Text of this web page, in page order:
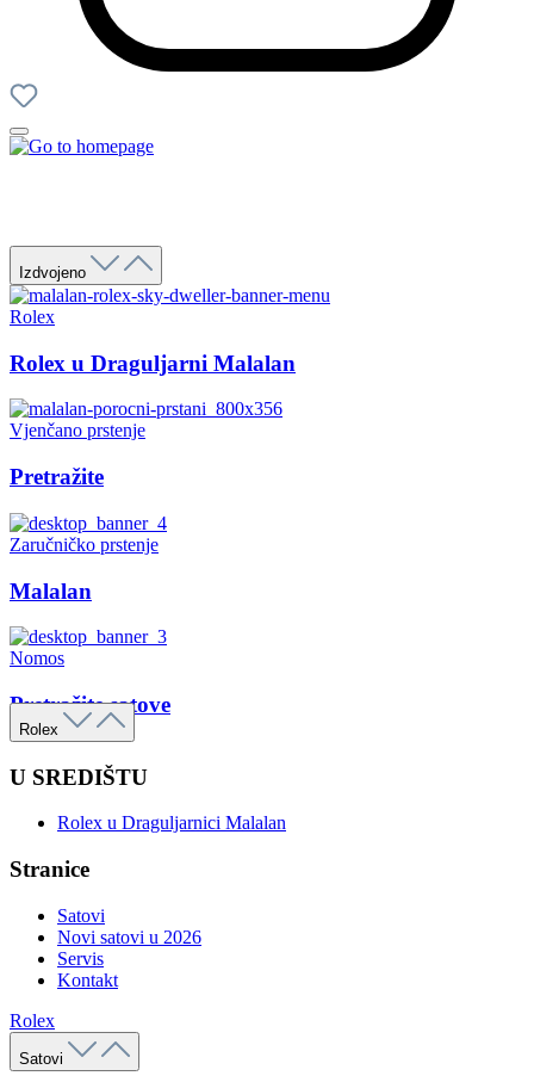
Izdvojeno
Rolex
Rolex u Draguljarni Malalan
Vjenčano prstenje
Pretražite
Zaručničko prstenje
Malalan
Nomos
Pretražite satove
Rolex
U SREDIŠTU
Rolex u Draguljarnici Malalan
Stranice
Satovi
Novi satovi u 2026
Servis
Kontakt
Rolex
Satovi